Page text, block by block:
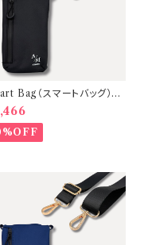
Bag（スマートバッグ）2
スマホボディバッグ【本体：
金具：Gold】